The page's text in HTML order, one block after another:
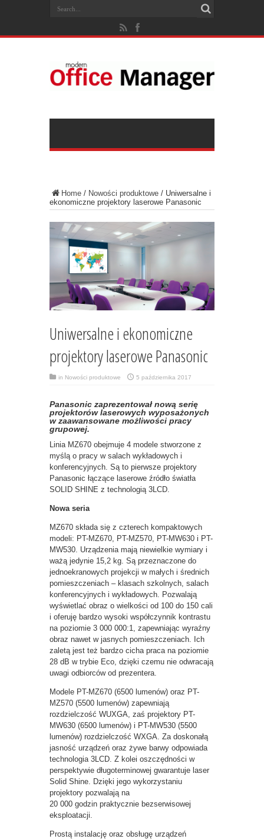
Home / Nowości produktowe / Uniwersalne i
ekonomiczne projektory laserowe Panasonic
Uniwersalne i ekonomiczne
projektory laserowe Panasonic
in Nowości produktowe 5 października 2017
Panasonic zaprezentował nową serię
projektorów laserowych wyposażonych
w zaawansowane możliwości pracy
grupowej.
Linia MZ670 obejmuje 4 modele stworzone z
myślą o pracy w salach wykładowych i
konferencyjnych. Są to pierwsze projektory
Panasonic łączące laserowe źródło światła
SOLID SHINE z technologią 3LCD.
Nowa seria
MZ670 składa się z czterech kompaktowych
modeli: PT-MZ670, PT-MZ570, PT-MW630 i PT-
MW530. Urządzenia mają niewielkie wymiary i
ważą jedynie 15,2 kg. Są przeznaczone do
jednoekranowych projekcji w małych i średnich
pomieszczeniach – klasach szkolnych, salach
konferencyjnych i wykładowych. Pozwalają
wyświetlać obraz o wielkości od 100 do 150 cali
i oferuję bardzo wysoki współczynnik kontrastu
na poziomie 3 000 000:1, zapewniając wyraźny
obraz nawet w jasnych pomieszczeniach. Ich
zaletą jest też bardzo cicha praca na poziomie
28 dB w trybie Eco, dzięki czemu nie odwracają
uwagi odbiorców od prezentera.
Modele PT-MZ670 (6500 lumenów) oraz PT-
MZ570 (5500 lumenów) zapewniają
rozdzielczość WUXGA, zaś projektory PT-
MW630 (6500 lumenów) i PT-MW530 (5500
lumenów) rozdzielczość WXGA. Za doskonałą
jasność urządzeń oraz żywe barwy odpowiada
technologia 3LCD. Z kolei oszczędności w
perspektywie długoterminowej gwarantuje laser
Solid Shine. Dzięki jego wykorzystaniu
projektory pozwalają na
20 000 godzin praktycznie bezserwisowej
eksploatacji.
Prostą instalację oraz obsługę urządzeń